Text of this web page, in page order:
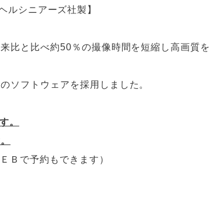
シニアーズ社製】
比と比べ約50％の撮像時間を短縮し高画質
ソフトウェアを採用しました。
。
Ｂで予約もできます）